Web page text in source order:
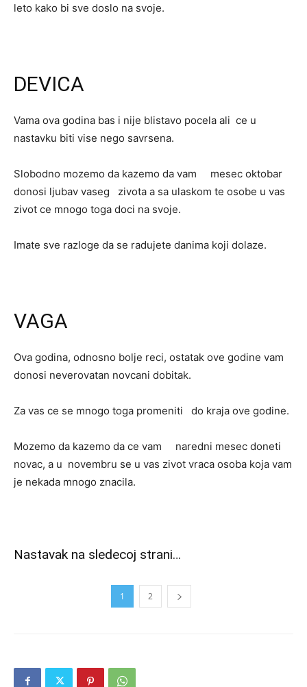
leto kako bi sve doslo na svoje.
DEVICA
Vama ova godina bas i nije blistavo pocela ali ce u
nastavku biti vise nego savrsena.
Slobodno mozemo da kazemo da vam mesec oktobar
donosi ljubav vaseg zivota a sa ulaskom te osobe u vas
zivot ce mnogo toga doci na svoje.
Imate sve razloge da se radujete danima koji dolaze.
VAGA
Ova godina, odnosno bolje reci, ostatak ove godine vam
donosi neverovatan novcani dobitak.
Za vas ce se mnogo toga promeniti do kraja ove godine.
Mozemo da kazemo da ce vam naredni mesec doneti
novac, a u novembru se u vas zivot vraca osoba koja vam
je nekada mnogo znacila.
Nastavak na sledecoj strani…
1 2